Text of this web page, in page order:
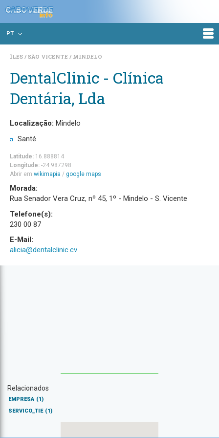
PT
ÎLES SÃO VICENTE MINDELO
DentalClinic - Clínica
Dentária, Lda
Localização: Mindelo
Santé
Latitude: 16.888814
Longitude: -24.987298
Abrir em wikimapia / google maps
Morada:
Rua Senador Vera Cruz, nº 45, 1º - Mindelo - S. Vicente
Telefone(s):
230 00 87
E-Mail:
alicia@dentalclinic.cv
Relacionados
EMPRESA (1)
SERVICO_TIE (1)